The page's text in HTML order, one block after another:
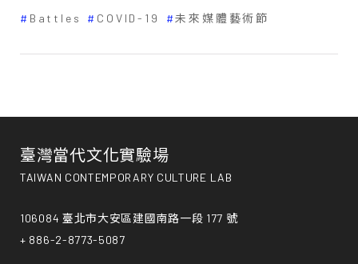
Battles
COVID-19 未來媒體藝術節
臺灣當代文化實驗場
TAIWAN CONTEMPORARY CULTURE LAB
106084 臺北市大安區建國南路一段 177 號
+ 886-2-8773-5087